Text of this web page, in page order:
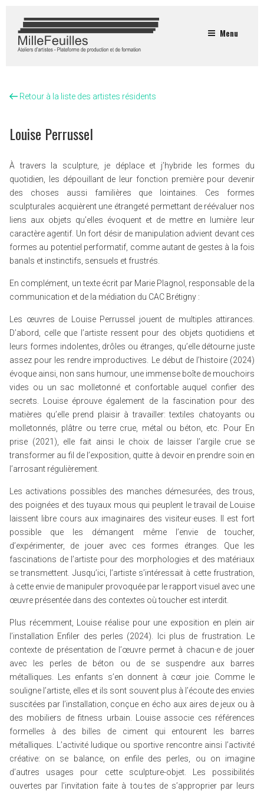
Menu
Retour à la liste des artistes résidents
Louise Perrussel
À travers la sculpture, je déplace et j’hybride les formes du
quotidien, les dépouillant de leur fonction première pour devenir
des choses aussi familières que lointaines. Ces formes
sculpturales acquièrent une étrangeté permettant de réévaluer nos
liens aux objets qu’elles évoquent et de mettre en lumière leur
caractère agentif. Un fort désir de manipulation advient devant ces
formes au potentiel performatif, comme autant de gestes à la fois
banals et instinctifs, sensuels et frustrés.
En complément, un texte écrit par Marie Plagnol, responsable de la
communication et de la médiation du CAC Brétigny :
Les œuvres de Louise Perrussel jouent de multiples attirances.
D’abord, celle que l’artiste ressent pour des objets quotidiens et
leurs formes indolentes, drôles ou étranges, qu’elle détourne juste
assez pour les rendre improductives. Le début de l’histoire (2024)
évoque ainsi, non sans humour, une immense boîte de mouchoirs
vides ou un sac molletonné et confortable auquel confier des
secrets. Louise éprouve également de la fascination pour des
matières qu’elle prend plaisir à travailler: textiles chatoyants ou
molletonnés, plâtre ou terre crue, métal ou béton, etc. Pour En
prise (2021), elle fait ainsi le choix de laisser l’argile crue se
transformer au fil de l’exposition, quitte à devoir en prendre soin en
l’arrosant régulièrement.
Les activations possibles des manches démesurées, des trous,
des poignées et des tuyaux mous qui peuplent le travail de Louise
laissent libre cours aux imaginaires des visiteur·euses. Il est fort
possible que les démangent même l’envie de toucher,
d’expérimenter, de jouer avec ces formes étranges. Que les
fascinations de l’artiste pour des morphologies et des matériaux
se transmettent. Jusqu’ici, l’artiste s’intéressait à cette frustration,
à cette envie de manipuler provoquée par le rapport visuel avec une
œuvre présentée dans des contextes où toucher est interdit.
Plus récemment, Louise réalise pour une exposition en plein air
l’installation Enfiler des perles (2024). Ici plus de frustration. Le
contexte de présentation de l’œuvre permet à chacun·e de jouer
avec les perles de béton ou de se suspendre aux barres
métalliques. Les enfants s’en donnent à cœur joie. Comme le
souligne l’artiste, elles et ils sont souvent plus à l’écoute des envies
suscitées par l’installation, conçue en écho aux aires de jeux ou à
des mobiliers de fitness urbain. Louise associe ces références
formelles à des billes de ciment qui entourent les barres
métalliques. L’activité ludique ou sportive rencontre ainsi l’activité
créative: on se balance, on enfile des perles, ou on imagine
d’autres usages pour cette sculpture-objet. Les possibilités
ouvertes par l’invitation faite à tou·tes de s’approprier par leurs